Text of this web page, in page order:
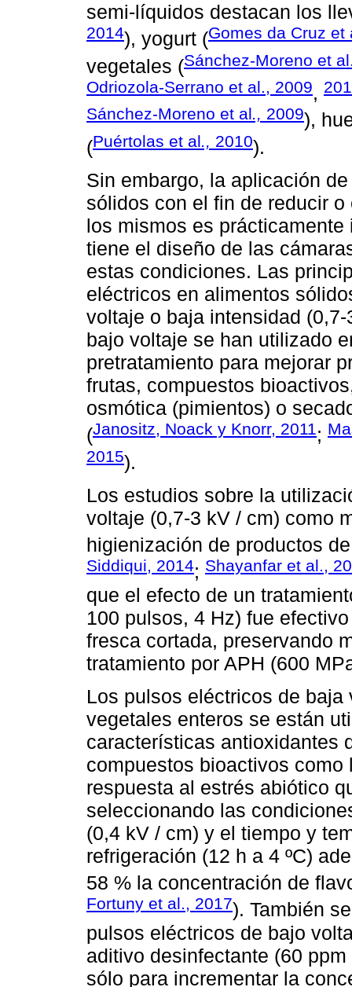
semi-líquidos destacan los
2014), yogurt (Gomes da Cruz et
vegetales (Sánchez-Moreno et
Odriozola-Serrano et al., 2009,
Sánchez-Moreno et al., 2009),
(Puértolas et al., 2010).
Sin embargo, la aplicación
sólidos con el fin de reducir
los mismos es
tiene el diseño de las
estas condiciones. Las
eléctricos en alimentos
voltaje o baja intensidad
bajo voltaje se han utilizado
pretratamiento para mejorar
frutas, compuestos
osmótica (pimientos) o
(Janositz, Noack y Knorr, 2011;
2015).
Los estudios sobre la
voltaje (0,7-3 kV / cm) como
higienización de productos
Siddiqui, 2014; Shayanfar et al.,
que el efecto de un
100 pulsos, 4 Hz) fue
fresca cortada, preservando
tratamiento por APH (600
Los pulsos eléctricos de
vegetales enteros se están
características antioxidantes
compuestos bioactivos
respuesta al estrés abiótico
seleccionando las
(0,4 kV / cm) y el tiempo y
refrigeración (12 h a 4 ºC)
58 % la concentración de
Fortuny et al., 2017). También
pulsos eléctricos de bajo
aditivo desinfectante (60
sólo para incrementar la